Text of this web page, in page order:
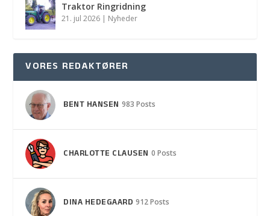
Traktor Ringridning
21. jul 2026 | Nyheder
VORES REDAKTØRER
BENT HANSEN 983 Posts
CHARLOTTE CLAUSEN 0 Posts
DINA HEDEGAARD 912 Posts